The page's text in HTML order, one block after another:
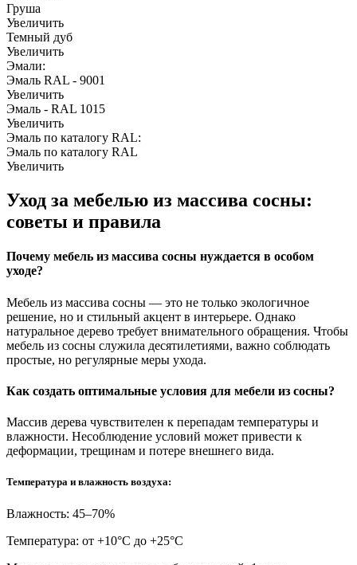
Груша
Увеличить
Темный дуб
Увеличить
Эмали:
Эмаль RAL - 9001
Увеличить
Эмаль - RAL 1015
Увеличить
Эмаль по каталогу RAL:
Эмаль по каталогу RAL
Увеличить
Уход за мебелью из массива сосны:
советы и правила
Почему мебель из массива сосны нуждается в особом
уходе?
Мебель из массива сосны — это не только экологичное
решение, но и стильный акцент в интерьере. Однако
натуральное дерево требует внимательного обращения. Чтобы
мебель из сосны служила десятилетиями, важно соблюдать
простые, но регулярные меры ухода.
Как создать оптимальные условия для мебели из сосны?
Массив дерева чувствителен к перепадам температуры и
влажности. Несоблюдение условий может привести к
деформации, трещинам и потере внешнего вида.
Температура и влажность воздуха:
Влажность: 45–70%
Температура: от +10°С до +25°С